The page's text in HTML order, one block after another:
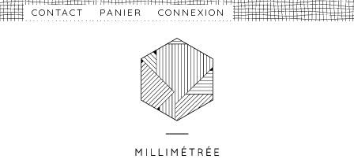
CONTACT PANIER CONNEXION